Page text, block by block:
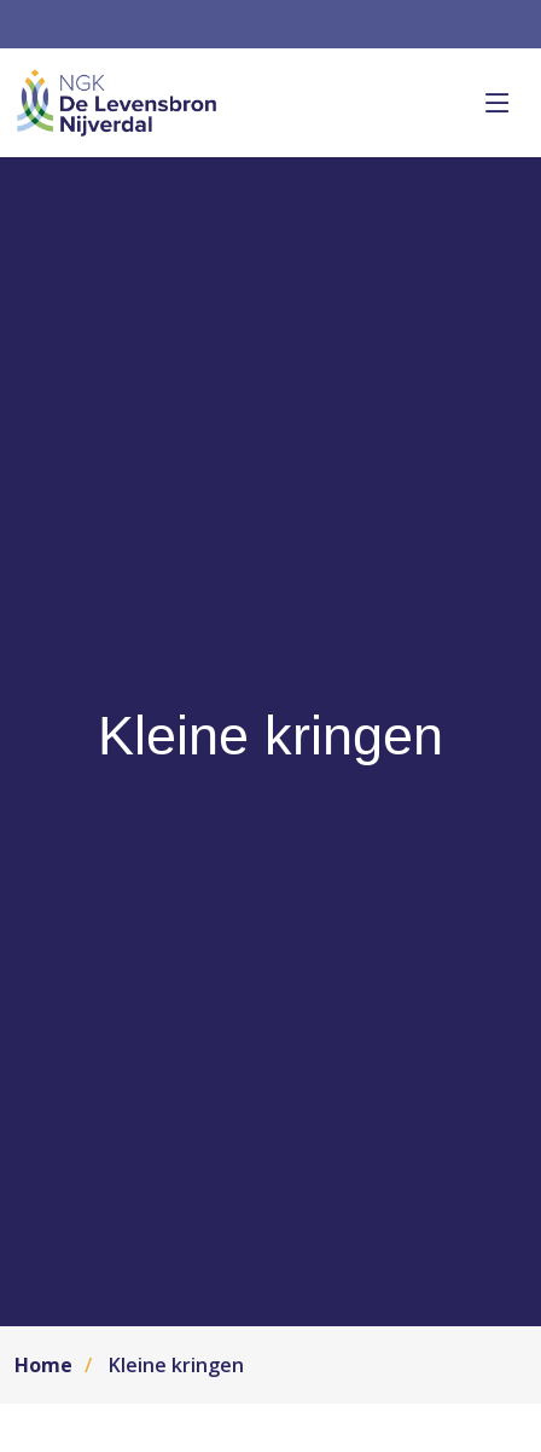
Kleine kringen
Home Kleine kringen